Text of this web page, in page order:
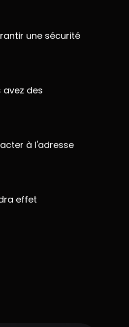
une sécurité
des
à l'adresse
effet